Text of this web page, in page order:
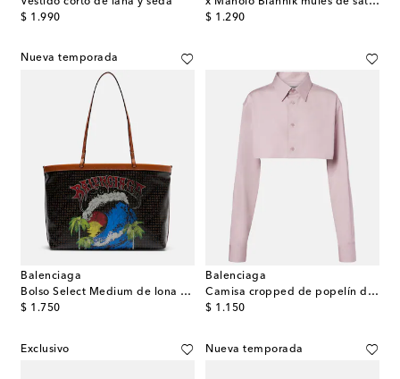
$ 1.990
original price
$ 1.290
original price
Nueva temporada
Balenciaga
Bolso Select Medium de lona estampado
$ 1.750
original price
Balenciaga
Camisa cropped de popelín de algodón y seda
$ 1.150
original price
Exclusivo Nueva temporada